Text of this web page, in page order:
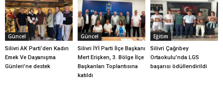
Güncel
Silivri AK Parti’den Kadın
Emek Ve Dayanışma
Günleri’ne destek
Güncel
Silivri İYİ Parti İlçe Başkanı
Mert Erişken, 3. Bölge İlçe
Başkanları Toplantısına
katıldı
Eğitim
Silivri Çağrıbey
Ortaokulu’nda LGS
başarısı ödüllendirildi